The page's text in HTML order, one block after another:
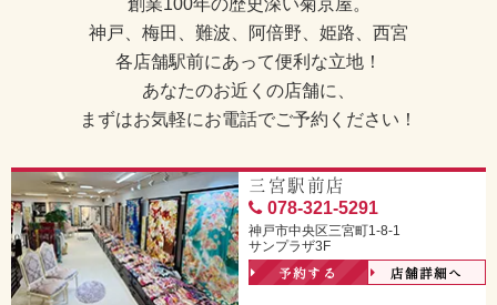
創業100年の歴史深い菊京屋。
神戸、梅田、難波、阿倍野、姫路、西宮
各店舗駅前にあって便利な立地！
あなたのお近くの店舗に、
まずはお気軽にお電話でご予約ください！
三宮駅前店
078-321-5291
神戸市中央区三宮町1-8-1
サンプラザ3F
予約する 店舗詳細へ